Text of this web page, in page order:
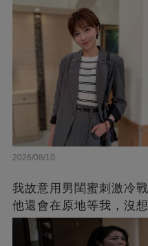
2026/08/10
我故意用男閨蜜刺激冷
他還會在原地等我，沒
當場後悔了！